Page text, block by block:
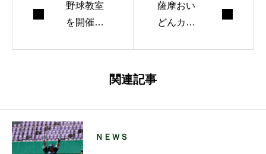
野球教室
を開催し
薩摩おい
どんカッ
関連記事
ＮＥＷＳ